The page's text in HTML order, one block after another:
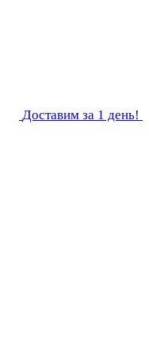
Доставим за 1 день!